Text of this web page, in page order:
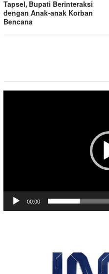
Tapsel, Bupati Berinteraksi
dengan Anak-anak Korban
Bencana
00:00